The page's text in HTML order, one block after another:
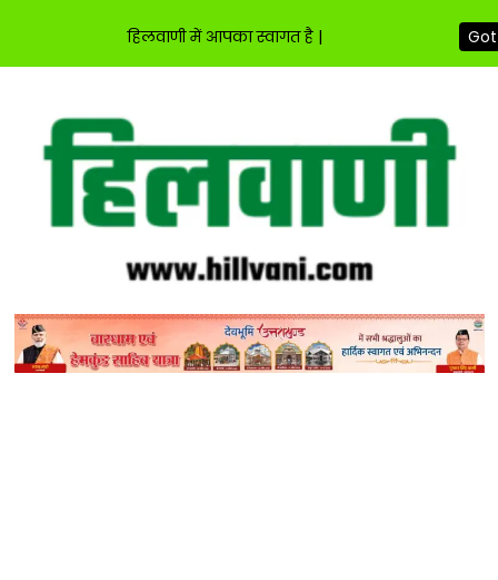
content
हिलवाणी में आपका स्वागत है |